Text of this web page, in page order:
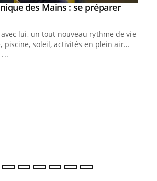
des Mains : se préparer
lui, un tout nouveau rythme de vie !
piscine, soleil, activités en plein air…